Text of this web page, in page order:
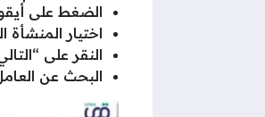
الضغط على
اختيار المنشأة
النقر على
البحث عن